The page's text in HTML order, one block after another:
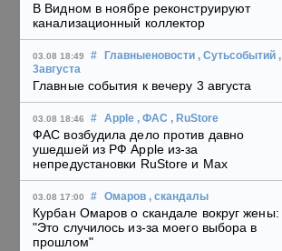
В Видном в ноябре реконструируют
канализационный коллектор
03.08 18:49 # Главныеновости , Сутьсобытий ,
3августа
Главные события к вечеру 3 августа
03.08 18:46 # Apple , ФАС , RuStore
ФАС возбудила дело против давно
ушедшей из РФ Apple из-за
непредустановки RuStore и Max
03.08 17:00 # Омаров , скандалы
Курбан Омаров о скандале вокруг жены:
"Это случилось из-за моего выбора в
прошлом"